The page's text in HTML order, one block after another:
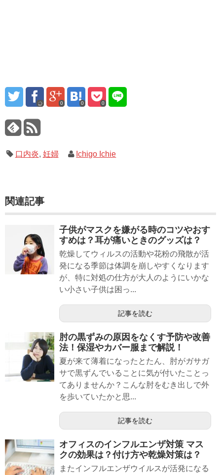
0 0 0
口内炎, 妊婦 Ichigo Ichie
関連記事
子供がマスクを嫌がる時のコツやおす
すめは？耳が痛いときのグッズは？
乾燥してウィルスの活動や花粉の飛散が活
発になる季節は体調を崩しやすくなります
が、特に対処の仕方が大人のようにいかな
い小さい子供は困っ...
記事を読む
肘の黒ずみの原因をなくす予防や改善
法！保湿やカバー服まで解説！
夏が来て薄着になったとたん、肘がガサガ
サで黒ずんでいることに気が付いたことっ
てありませんか？こんな肘をむき出しで外
を歩いていたかと思...
記事を読む
オフィスのインフルエンザ対策 マス
クの効果は？付け方や乾燥対策は？
またインフルエンザウイルスが活発になる